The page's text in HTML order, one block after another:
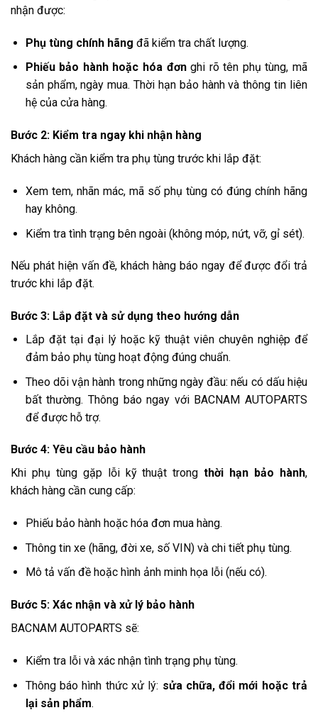
nhận được:
Phụ tùng chính hãng đã kiểm tra chất lượng.
Phiếu bảo hành hoặc hóa đơnghi rõ tên phụ tùng, mã
sản phẩm, ngày mua. Thời hạn bảo hành và thông tin liên
hệ của cửa hàng.
Bước 2: Kiểm tra ngay khi nhận hàng
Khách hàng cần kiểm tra phụ tùng trước khi lắp đặt:
Xem tem, nhãn mác, mã số phụ tùng có đúng chính hãng
hay không.
Kiểm tra tình trạng bên ngoài (không móp, nứt, vỡ, gỉ sét).
Nếu phát hiện vấn đề, khách hàng báo ngay để được đổi trả
trước khi lắp đặt.
Bước 3: Lắp đặt và sử dụng theo hướng dẫn
Lắp đặt tại đại lý hoặc kỹ thuật viên chuyên nghiệp để
đảm bảo phụ tùng hoạt động đúng chuẩn.
Theo dõi vận hành trong những ngày đầu: nếu có dấu hiệu
bất thường. Thông báo ngay với BACNAM AUTOPARTS
để được hỗ trợ.
Bước 4: Yêu cầu bảo hành
Khi phụ tùng gặp lỗi kỹ thuật trongthời hạn bảo hành,
khách hàng cần cung cấp:
Phiếu bảo hành hoặc hóa đơn mua hàng.
Thông tin xe (hãng, đời xe, số VIN) và chi tiết phụ tùng.
Mô tả vấn đề hoặc hình ảnh minh họa lỗi (nếu có).
Bước 5: Xác nhận và xử lý bảo hành
BACNAM AUTOPARTS sẽ:
Kiểm tra lỗi và xác nhận tình trạng phụ tùng.
Thông báo hình thức xử lý: sửa chữa, đổi mới hoặc trả
lại sản phẩm.